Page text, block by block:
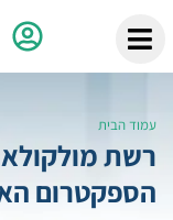
עמוד הבית
רשת
הספקטרום